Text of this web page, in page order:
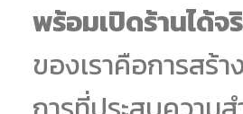
พร้อมเปิดร้านได้จ
ของเราคือการสร้